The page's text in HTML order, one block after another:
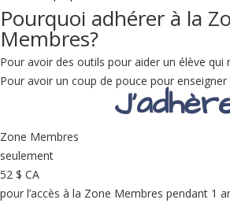
Pourquoi adhérer à la
Membres?
Pour avoir des outils pour aider un élève qui
Pour avoir un coup de pouce pour
Zone Membres
seulement
52 $ CA
pour l’accès à la Zone Membres pendant 1